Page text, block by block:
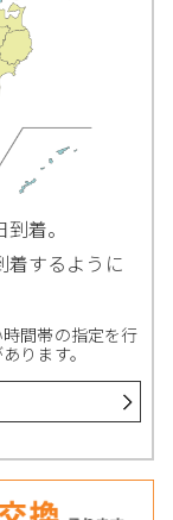
着。
着するように
間帯の指定を行
ります。